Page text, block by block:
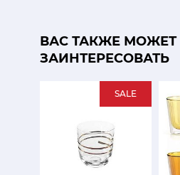
ВАС ТАКЖЕ МОЖЕТ
ЗАИНТЕРЕСОВАТЬ
SALE